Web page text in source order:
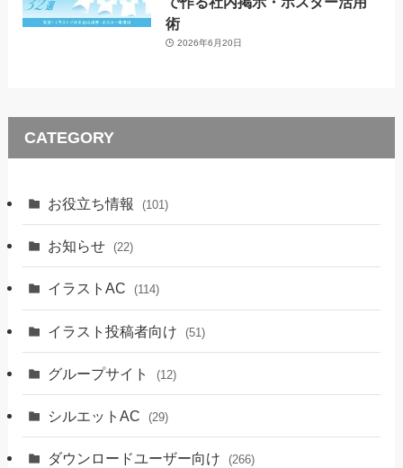
術
2026年6月20日
CATEGORY
お役立ち情報 (101)
お知らせ (22)
イラストAC (114)
イラスト投稿者向け (51)
グループサイト (12)
シルエットAC (29)
ダウンロードユーザー向け (266)